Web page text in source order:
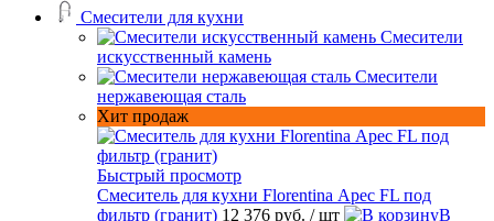
Смесители для кухни
Смесители
искусственный камень
Смесители
нержавеющая сталь
Хит продаж
Быстрый просмотр
Смеситель для кухни Florentina Арес FL под
фильтр (гранит) 12 376 руб. / шт
В